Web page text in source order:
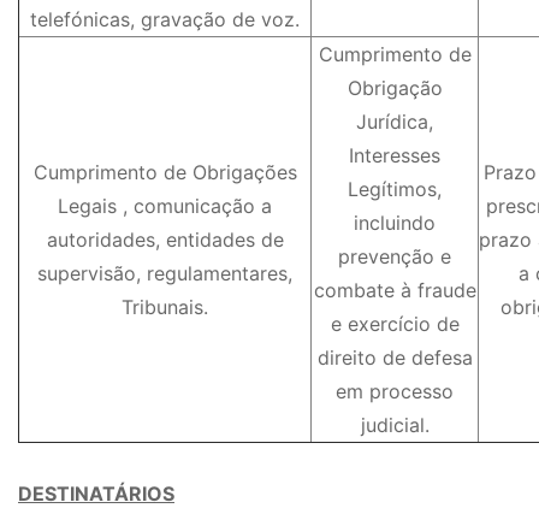
telefónicas, gravação de voz.
Cumprimento de Obrigações
Legais , comunicação a
autoridades, entidades de
supervisão, regulamentares,
Tribunais.
Cumprimento de
Obrigação
Jurídica,
Interesses
Legítimos,
incluindo
prevenção e
combate à fraude
e exercício de
direito de defesa
em processo
judicial.
prazo
a
DESTINATÁRIOS